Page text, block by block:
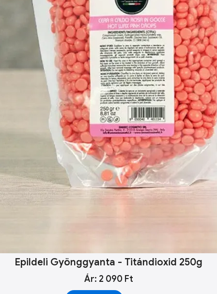
Epildeli Gyönggyanta - Titándioxid 250g
Ár: 2 090 Ft